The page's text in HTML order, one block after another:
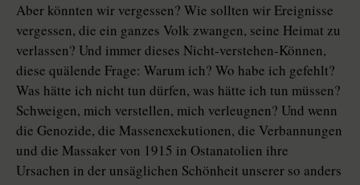
Aber könnten wir vergessen? Wie sollten wir Ereignisse
vergessen, die ein ganzes Volk zwangen, seine Heimat zu
verlassen? Und immer dieses Nicht-verstehen-Können,
diese quälende Frage: Warum ich? Wo habe ich gefehlt?
Was hätte ich nicht tun dürfen, was hätte ich tun müssen?
Schweigen, mich verstellen, mich verleugnen? Und wenn
die Genozide, die Massenexekutionen, die Verbannungen
und die Massaker von 1915 in Ostanatolien ihre
Ursachen in der unsäglichen Schönheit unserer so anders